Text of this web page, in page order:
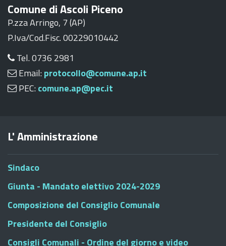
Comune di Ascoli Piceno
P.zza Arringo, 7 (AP)
P.Iva/Cod.Fisc. 00229010442
Tel. 0736 2981
Email: protocollo@comune.ap.it
PEC: comune.ap@pec.it
L' Amministrazione
Sindaco
Giunta - Mandato elettivo 2024-2029
Composizione del Consiglio Comunale
Presidente del Consiglio
Consigli Comunali - Ordine del giorno e video